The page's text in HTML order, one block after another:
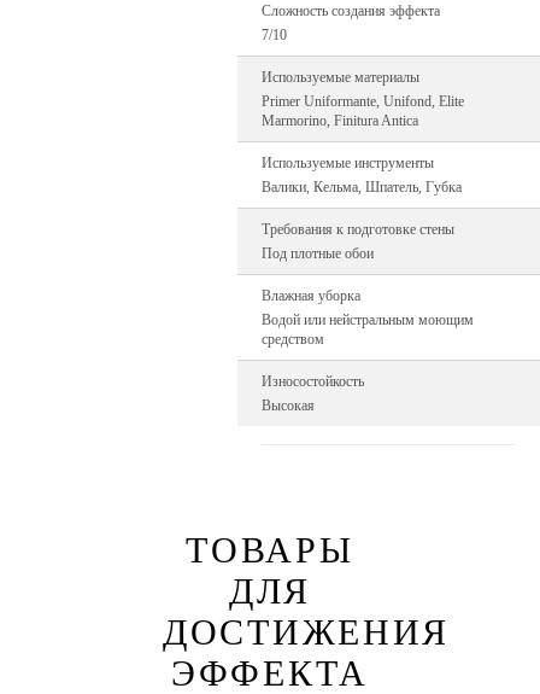
Сложность создания эффекта
7/10
Используемые материалы
Primer Uniformante, Unifond, Elite
Marmorino, Finitura Antica
Используемые инструменты
Валики, Кельма, Шпатель, Губка
Требования к подготовке стены
Под плотные обои
Влажная уборка
Водой или нейстральным моющим
средством
Износостойкость
Высокая
ТОВАРЫ
ДЛЯ
ДОСТИЖЕНИЯ
ЭФФЕКТА